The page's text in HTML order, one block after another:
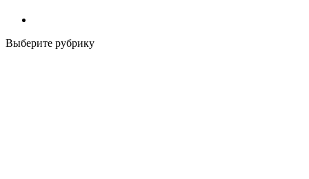
Выберите рубрику